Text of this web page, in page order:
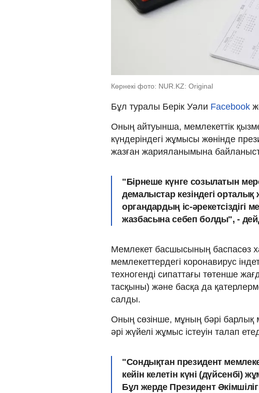
Көрнекі фото: NUR.KZ: Original
Бұл туралы Берік Уәли Facebook
Оның айтуынша, мемлекеттік
күндеріндегі жұмысы жөнінде
жазған жарияланымына
"Бірнеше күнге созылатын
демалыстар кезіндегі орталық
органдардың іс-
жазбасына себеп болды", -
Мемлекет басшысының баспасөз
мемлекеттердегі коронавирус
техногенді сипаттағы төтенше
тасқыны) және басқа да
салды.
Оның сөзінше, мұның бәрі
әрі жүйелі жұмыс істеуін талап
"Сондықтан президент
кейін келетін күні
Бұл жерде Президент